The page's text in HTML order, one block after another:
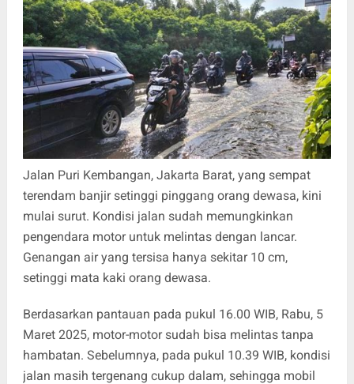
Jalan Puri Kembangan, Jakarta Barat, yang sempat
terendam banjir setinggi pinggang orang dewasa, kini
mulai surut. Kondisi jalan sudah memungkinkan
pengendara motor untuk melintas dengan lancar.
Genangan air yang tersisa hanya sekitar 10 cm,
setinggi mata kaki orang dewasa.
Berdasarkan pantauan pada pukul 16.00 WIB, Rabu, 5
Maret 2025, motor-motor sudah bisa melintas tanpa
hambatan. Sebelumnya, pada pukul 10.39 WIB, kondisi
jalan masih tergenang cukup dalam, sehingga mobil